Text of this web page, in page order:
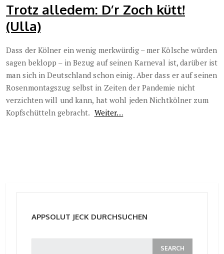
Trotz alledem: D’r Zoch kütt!
(Ulla)
Dass der Kölner ein wenig merkwürdig – mer Kölsche würden
sagen beklopp – in Bezug auf seinen Karneval ist, darüber ist
man sich in Deutschland schon einig. Aber dass er auf seinen
Rosenmontagszug selbst in Zeiten der Pandemie nicht
verzichten will und kann, hat wohl jeden Nichtkölner zum
Kopfschütteln gebracht. Weiter…
APPSOLUT JECK DURCHSUCHEN